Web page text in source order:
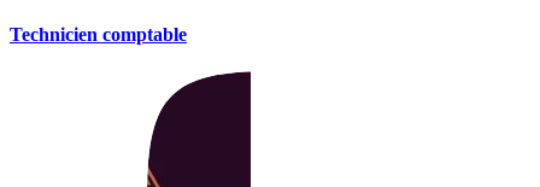
Technicien comptable